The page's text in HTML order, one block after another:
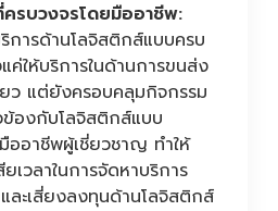
ครบวงจรโดยมืออาชีพ:
การด้านโลจิสติกส์แบบครบ
ค่ให้บริการในด้านการขนส่ง
ว แต่ยังครอบคลุมกิจกรรม
องกับโลจิสติกส์แบบ
ออาชีพผู้เชี่ยวชาญ ทำให้
เวลาในการจัดหาบริการ
ละเสี่ยงลงทุนด้านโลจิสติกส์